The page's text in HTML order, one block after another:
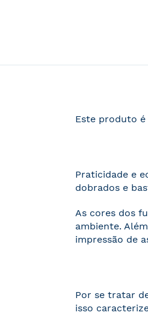
Este produto
Praticidade e
dobrados e
As cores dos
ambiente.
impressão de
Por se tratar
isso